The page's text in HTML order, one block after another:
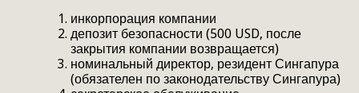
инкорпорация компании
депозит безопасности (500 USD, после
закрытия компании возвращается)
номинальный директор, резидент Сингапура
(обязателен по законодательству Сингапура)